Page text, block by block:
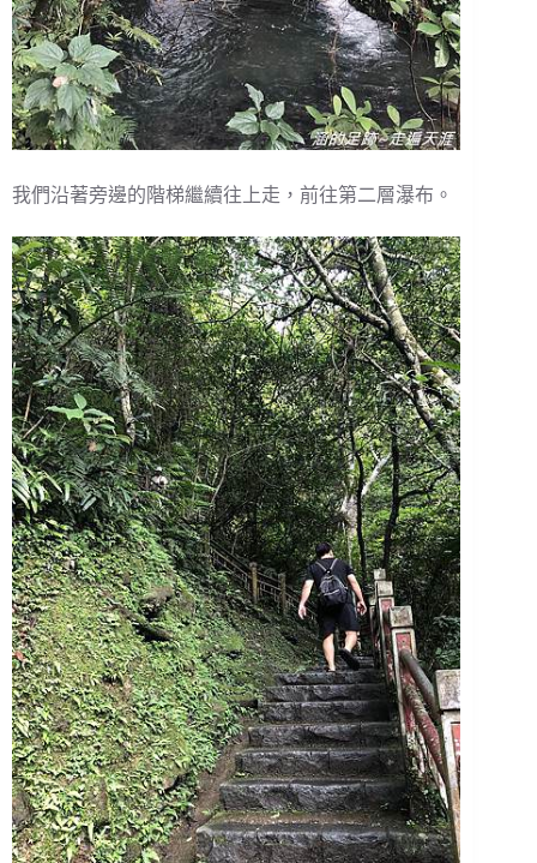
我們沿著旁邊的階梯繼續往上走，前往第二層瀑布。